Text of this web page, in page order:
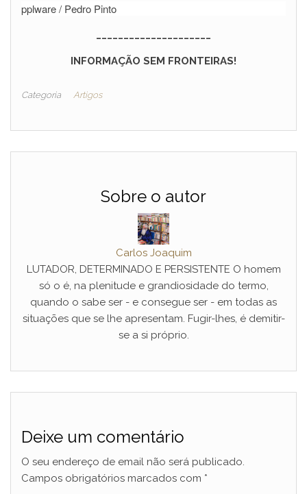
pplware / Pedro Pinto
INFORMAÇÃO SEM FRONTEIRAS!
Categoria Artigos
Sobre o autor
Carlos Joaquim
LUTADOR, DETERMINADO E PERSISTENTE O homem
só o é, na plenitude e grandiosidade do termo,
quando o sabe ser - e consegue ser - em todas as
situações que se lhe apresentam. Fugir-lhes, é demitir-
se a si próprio.
Deixe um comentário
O seu endereço de email não será publicado.
Campos obrigatórios marcados com *